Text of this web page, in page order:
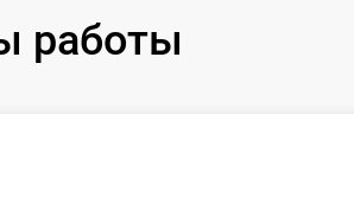
работы